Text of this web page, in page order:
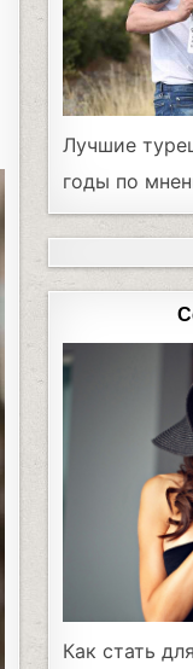
Лучшие
годы по
Как стать